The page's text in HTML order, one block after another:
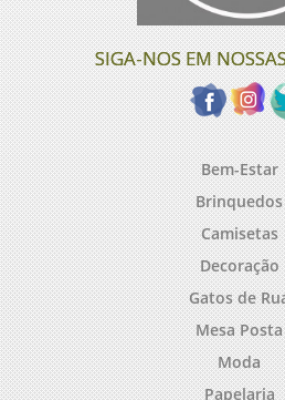
SIGA-NOS EM
Bem-Estar
Brinquedos
Camisetas
Decoração
Gatos de
Mesa Posta
Moda
Papelaria